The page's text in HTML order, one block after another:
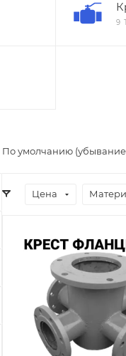
9
По умолчанию
Цена